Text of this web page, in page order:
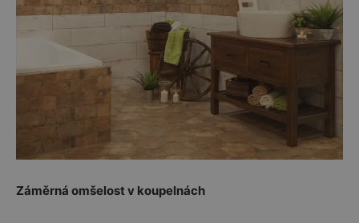
Záměrná omšelost v koupelnách